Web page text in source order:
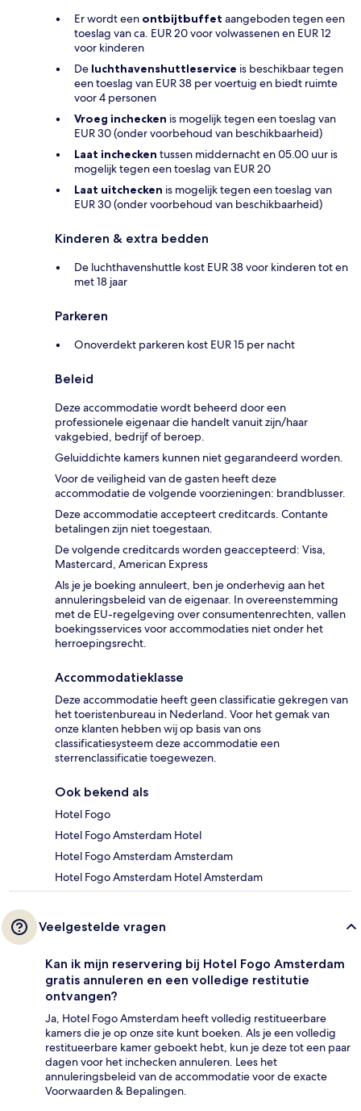
Er wordt een ontbijtbuffet aangeboden tegen een
toeslag van ca. EUR 20 voor volwassenen en EUR 12
voor kinderen
De luchthavenshuttleservice is beschikbaar tegen
een toeslag van EUR 38 per voertuig en biedt ruimte
voor 4 personen
Vroeg inchecken is mogelijk tegen een toeslag van
EUR 30 (onder voorbehoud van beschikbaarheid)
Laat inchecken tussen middernacht en 05.00 uur is
mogelijk tegen een toeslag van EUR 20
Laat uitchecken is mogelijk tegen een toeslag van
EUR 30 (onder voorbehoud van beschikbaarheid)
Kinderen & extra bedden
De luchthavenshuttle kost EUR 38 voor kinderen tot en
met 18 jaar
Parkeren
Onoverdekt parkeren kost EUR 15 per nacht
Beleid
Deze accommodatie wordt beheerd door een
professionele eigenaar die handelt vanuit zijn/haar
vakgebied, bedrijf of beroep.
Geluiddichte kamers kunnen niet gegarandeerd worden.
Voor de veiligheid van de gasten heeft deze
accommodatie de volgende voorzieningen: brandblusser.
Deze accommodatie accepteert creditcards. Contante
betalingen zijn niet toegestaan.
De volgende creditcards worden geaccepteerd: Visa,
Mastercard, American Express
Als je je boeking annuleert, ben je onderhevig aan het
annuleringsbeleid van de eigenaar. In overeenstemming
met de EU-regelgeving over consumentenrechten, vallen
boekingsservices voor accommodaties niet onder het
herroepingsrecht.
Accommodatieklasse
Deze accommodatie heeft geen classificatie gekregen van
het toeristenbureau in Nederland. Voor het gemak van
onze klanten hebben wij op basis van ons
classificatiesysteem deze accommodatie een
sterrenclassificatie toegewezen.
Ook bekend als
Hotel Fogo
Hotel Fogo Amsterdam Hotel
Hotel Fogo Amsterdam Amsterdam
Hotel Fogo Amsterdam Hotel Amsterdam
Veelgestelde vragen
Kan ik mijn reservering bij Hotel Fogo Amsterdam
gratis annuleren en een volledige restitutie
ontvangen?
Ja, Hotel Fogo Amsterdam heeft volledig restitueerbare
kamers die je op onze site kunt boeken. Als je een volledig
restitueerbare kamer geboekt hebt, kun je deze tot een paar
dagen voor het inchecken annuleren. Lees het
annuleringsbeleid van de accommodatie voor de exacte
Voorwaarden & Bepalingen.